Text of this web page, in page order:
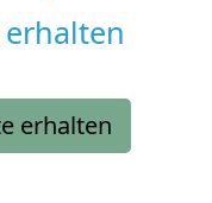
erhalten